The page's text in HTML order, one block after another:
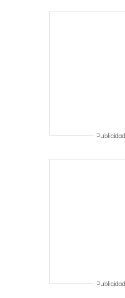
Publicidad
Publicidad